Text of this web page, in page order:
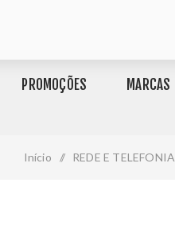
PROMOÇÕES MARCAS
Início / REDE E TELEFONIA